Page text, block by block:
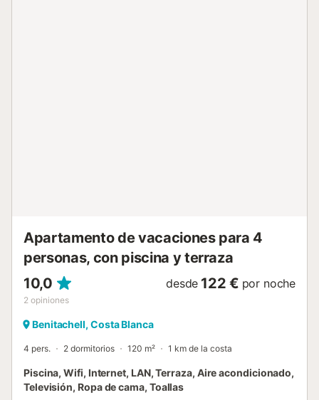
Apartamento de vacaciones para 4
personas, con piscina y terraza
10,0
2 opiniones
desde 122 € por noche
Benitachell, Costa Blanca
4 pers. 2 dormitorios 120 m² 1 km de la costa
Piscina, Wifi, Internet, LAN, Terraza, Aire acondicionado,
Televisión, Ropa de cama, Toallas